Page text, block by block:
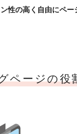
性の高く自由にペー
ページの役